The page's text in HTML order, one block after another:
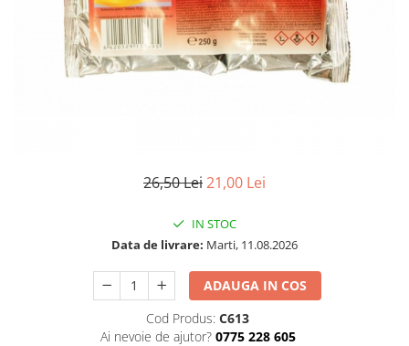
26,50 Lei21,00 Lei
IN STOC
Data de livrare: Marti, 11.08.2026
ADAUGA IN COS
Cod Produs: C613
Ai nevoie de ajutor? 0775 228 605